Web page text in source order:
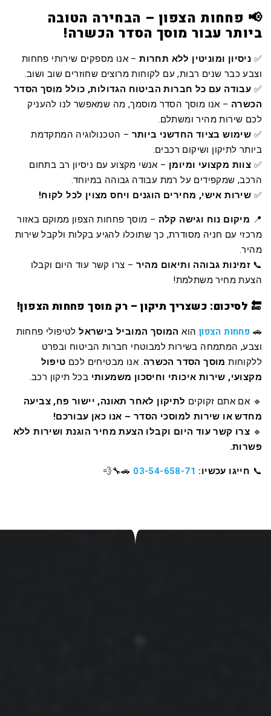
📢 פחחות הצפון – הבחירה הטובה
ביותר עבור מוסך הסדר הכשרה!
✅ ניסיון ומוניטין ללא תחרות– אנו מספקים שירותי פחחות
וצבע כבר שנים רבות, עם לקוחות מרוצים שחוזרים שוב ושוב.
✅ עבודה עם כל חברות הביטוח הגדולות, כולל מוסך הסדר
הכשרה – אנו מוסך הסדר מוסמך, מה שמאפשר לנו להעניק
לכם שירות מהיר ומשתלם.
✅ שימוש בציוד החדשני ביותר – הטכנולוגיה המתקדמת
ביותר לתיקון ושיקום רכבים.
✅ צוות מקצועי ומיומן – אנשי מקצוע עם ניסיון רב בתחום
הרכב, שמקפידים על רמת עבודה גבוהה במיוחד.
✅ שירות אישי, מחירים הוגנים ויחס מצוין לכל לקוח!
📍 מיקום נוח וגישה קלה – מוסך פחחות הצפון ממוקם באזור
מרכזי עם חניה מסודרת, כך שתוכלו להגיע בקלות ולקבל שירות
מהיר.
📞זמינות גבוהה ותיאום מהיר – צרו קשר עוד היום וקבלו
הצעת מחיר משתלמת!
🔚 לסיכום: כשצריך תיקון – רק מוסך פחחות הצפון!
🚗 פחחות הצפון הוא המוסך המוביל בישראללטיפולי פחחות
וצבע, המתמחה בשירות למבוטחי חברות הביטוח ובפרט
ללקוחות מוסך הסדר הכשרה. אנו מבטיחים לכם טיפול
מקצועי, שירות איכותי וחיסכון משמעותי בכל תיקון רכב.
🔹 אם אתם זקוקים לתיקון לאחר תאונה, יישור פח, צביעה
מחדש או שירות למוסכי הסדר – אנו כאן עבורכם!
🔹 צרו קשר עוד היום וקבלו הצעת מחיר הוגנת ושירות ללא
פשרות.
📞 חייגו עכשיו: 03-54-658-71
🚗🔧💨